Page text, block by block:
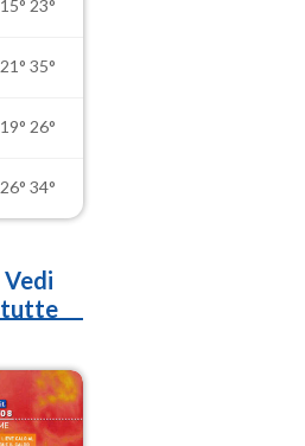
15° 23°
21° 35°
19° 26°
26° 34°
Vedi
tutte